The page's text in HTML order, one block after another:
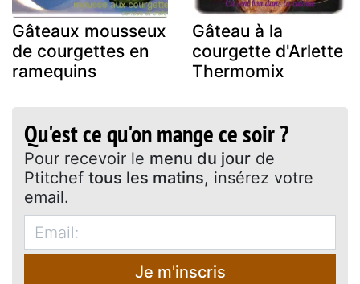
Gâteaux mousseux
de courgettes en
ramequins
Gâteau à la
courgette d'Arlette
Thermomix
Qu'est ce qu'on mange ce soir ?
Pour recevoir le menu du jour de
Ptitchef tous les matins, insérez votre
email.
Je m'inscris